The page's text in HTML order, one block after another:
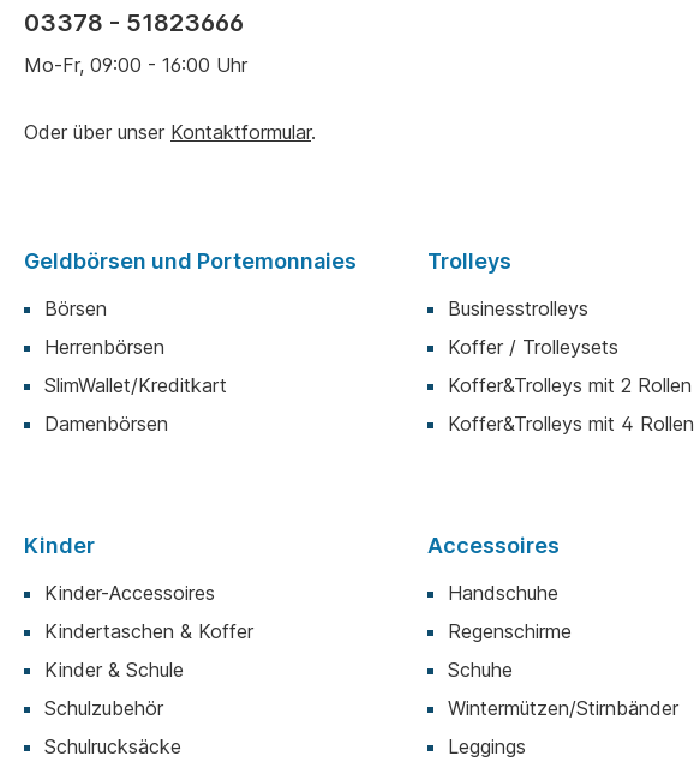
03378 - 51823666
Mo-Fr, 09:00 - 16:00 Uhr
Oder über unser Kontaktformular.
Geldbörsen und Portemonnaies
Börsen
Herrenbörsen
SlimWallet/Kreditkart
Damenbörsen
Trolleys
Businesstrolleys
Koffer / Trolleysets
Koffer&Trolleys mit 2 Rollen
Koffer&Trolleys mit 4 Rollen
Kinder
Kinder-Accessoires
Kindertaschen & Koffer
Kinder & Schule
Schulzubehör
Schulrucksäcke
Accessoires
Handschuhe
Regenschirme
Schuhe
Wintermützen/Stirnbänder
Leggings